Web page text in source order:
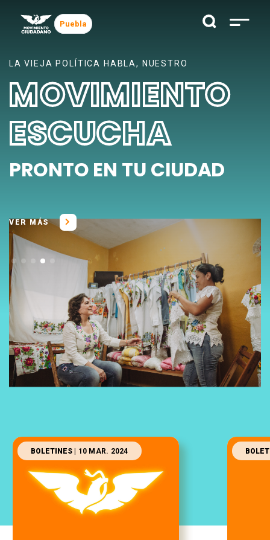
Puebla
LA VIEJA POLÍTICA HABLA, NUESTRO
MOVIMIENTO
ESCUCHA
PRONTO EN TU CIUDAD
VER MÁS
BOLETINES | 10 MAR. 2024